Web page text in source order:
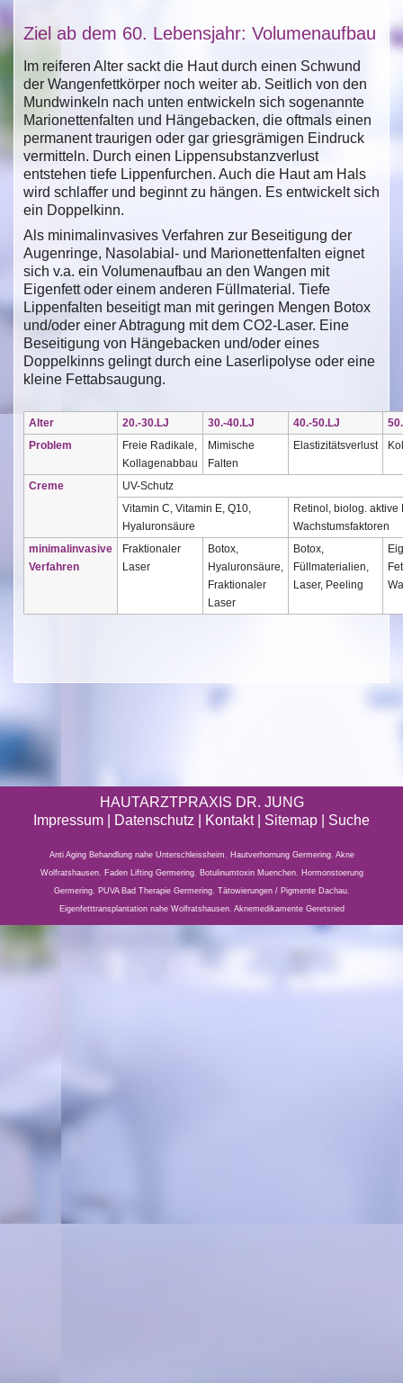
Ziel ab dem 60. Lebensjahr: Volumenaufbau
Im reiferen Alter sackt die Haut durch einen Schwund
der Wangenfettkörper noch weiter ab. Seitlich von den
Mundwinkeln nach unten entwickeln sich sogenannte
Marionettenfalten und Hängebacken, die oftmals einen
permanent traurigen oder gar griesgrämigen Eindruck
vermitteln. Durch einen Lippensubstanzverlust
entstehen tiefe Lippenfurchen. Auch die Haut am Hals
wird schlaffer und beginnt zu hängen. Es entwickelt sich
ein Doppelkinn.
Als minimalinvasives Verfahren zur Beseitigung der
Augenringe, Nasolabial- und Marionettenfalten eignet
sich v.a. ein Volumenaufbau an den Wangen mit
Eigenfett oder einem anderen Füllmaterial. Tiefe
Lippenfalten beseitigt man mit geringen Mengen Botox
und/oder einer Abtragung mit dem CO2-Laser. Eine
Beseitigung von Hängebacken und/oder eines
Doppelkinns gelingt durch eine Laserlipolyse oder eine
kleine Fettabsaugung.
Alter 20.-30.LJ 30.-40.LJ 40.-50.LJ
Problem
Freie Radikale,
Kollagenabbau
Mimische
Falten
Elastizitätsverlust
Creme
UV-Schutz
Vitamin C, Vitamin E, Q10,
Hyaluronsäure
Retinol, biolog. aktive
Wachstumsfaktoren
minimalinvasive
Verfahren
Fraktionaler
Laser
Botox,
Hyaluronsäure,
Fraktionaler
Laser
Botox,
Füllmaterialien,
Laser, Peeling
HAUTARZTPRAXIS DR. JUNG
Impressum
Datenschutz | Kontakt | Sitemap Suche
Anti Aging Behandlung nahe Unterschleissheim , Hautverhornung Germering, Akne
Wolfratshausen, Faden Lifting Germering, Botulinumtoxin Muenchen, Hormonstoerung
Germering, PUVA Bad Therapie Germering, Tätowierungen / Pigmente Dachau,
Eigenfetttransplantation nahe Wolfratshausen, Aknemedikamente Geretsried